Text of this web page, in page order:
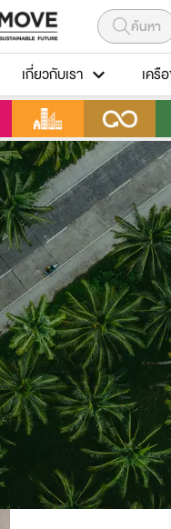
ค้นหา
เกี่ยวกับเรา เครื